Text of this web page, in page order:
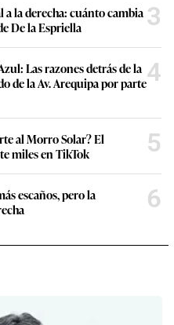
la derecha: cuánto cambia
De la Espriella
3
Las razones detrás de la
de la Av. Arequipa por parte4
al Morro Solar? El
miles en TikTok
5
escaños, pero la
6